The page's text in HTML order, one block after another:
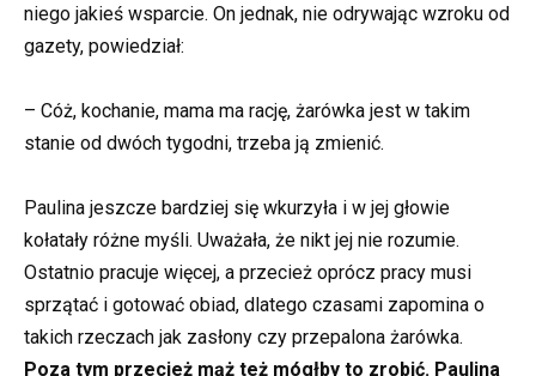
niego jakieś wsparcie. On jednak, nie odrywając wzroku od
gazety, powiedział:
– Cóż, kochanie, mama ma rację, żarówka jest w takim
stanie od dwóch tygodni, trzeba ją zmienić.
Paulina jeszcze bardziej się wkurzyła i w jej głowie
kołatały różne myśli. Uważała, że nikt jej nie rozumie.
Ostatnio pracuje więcej, a przecież oprócz pracy musi
sprzątać i gotować obiad, dlatego czasami zapomina o
takich rzeczach jak zasłony czy przepalona żarówka.
Poza tym przecież mąż też mógłby to zrobić. Paulina